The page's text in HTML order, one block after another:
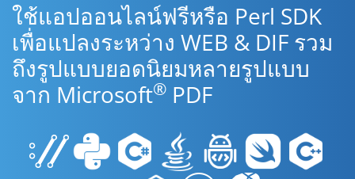
ใช้แอปออนไลน์ฟรีหรือ Perl SDK
เพื่อแปลงระหว่าง WEB & DIF รวม
ถึงรูปแบบยอดนิยมหลายรูปแบบ
จาก Microsoft® PDF